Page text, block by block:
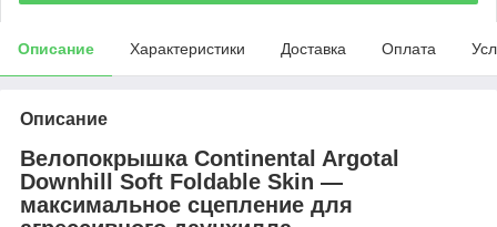
Описание Характеристики Доставка Оплата
Описание
Велопокрышка Continental Argotal
Downhill Soft Foldable Skin —
максимальное сцепление для